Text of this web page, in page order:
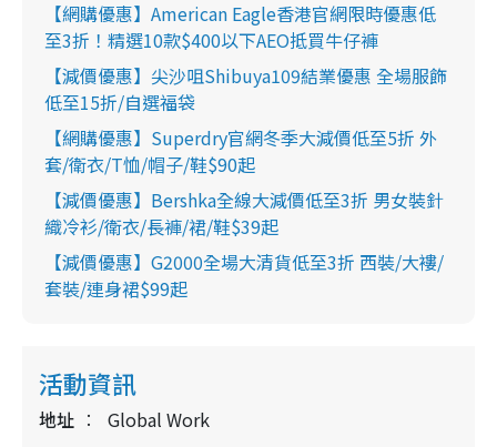
【網購優惠】American Eagle香港官網限時優惠低
至3折！精選10款$400以下AEO抵買牛仔褲
【減價優惠】尖沙咀Shibuya109結業優惠 全場服飾
低至15折/自選福袋
【網購優惠】Superdry官網冬季大減價低至5折 外
套/衛衣/T恤/帽子/鞋$90起
【減價優惠】Bershka全線大減價低至3折 男女裝針
織冷衫/衛衣/長褲/裙/鞋$39起
【減價優惠】G2000全場大清貨低至3折 西裝/大褸/
套裝/連身裙$99起
活動資訊
地址 Global Work